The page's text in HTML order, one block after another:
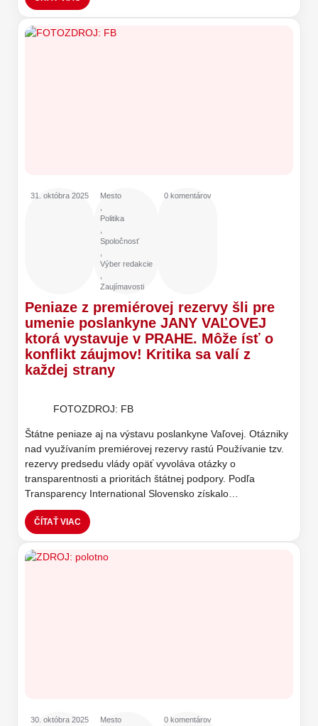
31. októbra 2025
Mesto
Politika
Spoločnosť
Výber redakcie
Zaujímavosti
0 komentárov
Peniaze z premiérovej rezervy šli pre
umenie poslankyne JANY VAĽOVEJ
ktorá vystavuje v PRAHE. Môže ísť o
konflikt záujmov! Kritika sa valí z
každej strany
FOTOZDROJ: FB
Štátne peniaze aj na výstavu poslankyne Vaľovej. Otázniky
nad využívaním premiérovej rezervy rastú Používanie tzv.
rezervy predsedu vlády opäť vyvoláva otázky o
transparentnosti a prioritách štátnej podpory. Podľa
Transparency International Slovensko získalo…
ČÍTAŤ VIAC
30. októbra 2025
Mesto
0 komentárov